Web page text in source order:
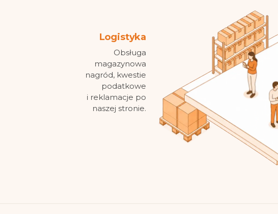
Logistyka
Obsługa
magazynowa
nagród, kwestie
podatkowe
i reklamacje po
naszej stronie.